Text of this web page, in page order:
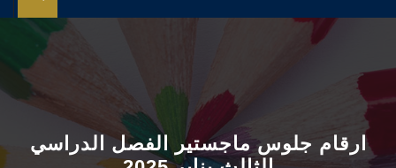
القطاعات
ارقام جلوس ماجستير الفصل الدراسي